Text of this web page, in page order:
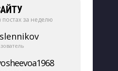
за неделю